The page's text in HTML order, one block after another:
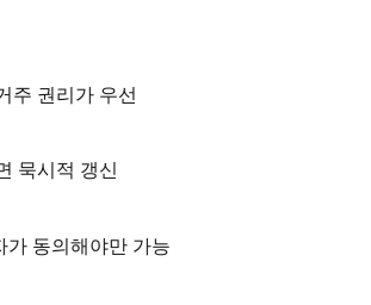
주 권리가 우선
묵시적 갱신
가 동의해야만 가능